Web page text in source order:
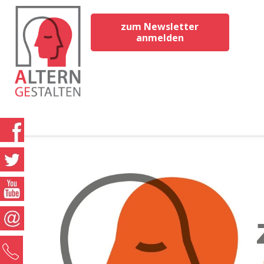
zum Newsletter
anmelden